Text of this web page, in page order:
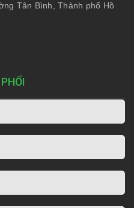
Tân Bình, Thành phố Hồ